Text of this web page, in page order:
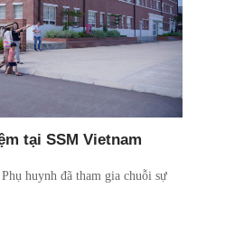
tại SSM Vietnam
huynh đã tham gia chuỗi sự